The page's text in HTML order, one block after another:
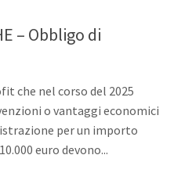
– Obbligo di
che nel corso del 2025
o vantaggi economici
per un importo
euro devono...